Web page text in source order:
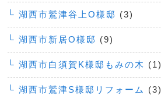
└ 湖西市鷲津谷上O様邸 (3)
└ 湖西市新居O様邸 (9)
└ 湖西市白須賀K様邸もみの木 (1)
└ 湖西市鷲津S様邸リフォーム (3)